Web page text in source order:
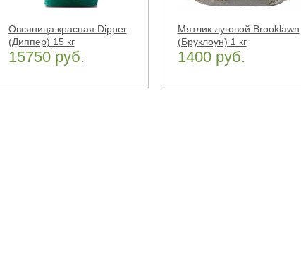
Овсяница красная Dipper
(Диппер) 15 кг
15750 руб.
Мятлик луговой Brooklawn
(Бруклоун) 1 кг
1400 руб.